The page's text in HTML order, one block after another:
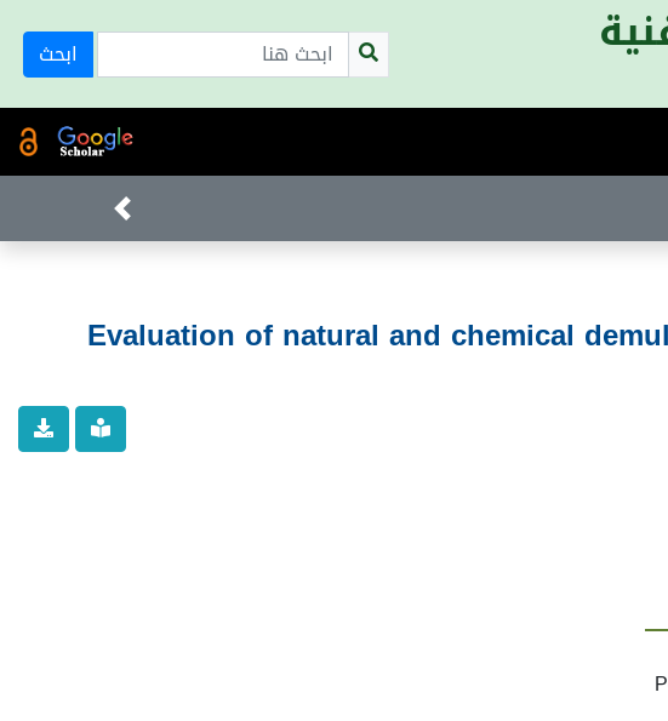
ابحث
Evaluation of natural and chemical